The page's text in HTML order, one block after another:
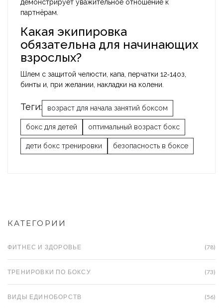
демонстрирует уважительное отношение к
партнёрам.
Какая экипировка
обязательна для начинающих
взрослых?
Шлем с защитой челюсти, капа, перчатки 12‑14оз,
бинты и, при желании, накладки на колени.
Теги: возраст для начала занятий боксом
бокс для детей оптимальный возраст бокс
дети бокс тренировки безопасность в боксе
КАТЕГОРИИ
ФИТНЕС И ЗДОРОВЬЕ (78)
ТРЕНИРОВКИ ПО БОКСУ (73)
ВИДЫ ЕДИНОБОРСТВ (56)